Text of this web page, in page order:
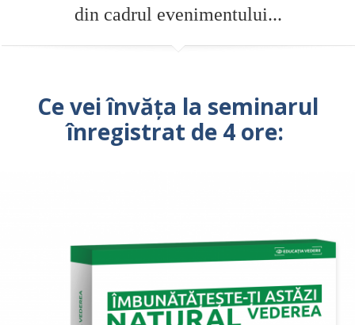
din cadrul evenimentului...
Ce vei învăța la seminarul
înregistrat de 4 ore: